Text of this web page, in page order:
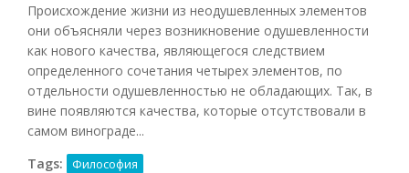
Происхождение жизни из неодушевленных элементов
они объясняли через возникновение одушевленности
как нового качества, являющегося следствием
определенного сочетания четырех элементов, по
отдельности одушевленностью не обладающих. Так, в
вине появляются качества, которые отсутствовали в
самом винограде...
Tags:
Философия